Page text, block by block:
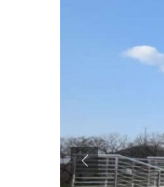
Previous